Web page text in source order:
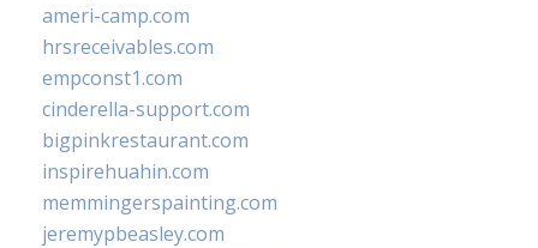
ameri-camp.com
hrsreceivables.com
empconst1.com
cinderella-support.com
bigpinkrestaurant.com
inspirehuahin.com
memmingerspainting.com
jeremypbeasley.com